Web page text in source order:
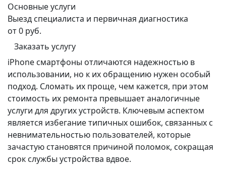
Основные услуги
Выезд специалиста и первичная диагностика
от 0 руб.
Заказать услугу
iPhone смартфоны отличаются надежностью в
использовании, но к их обращению нужен особый
подход. Сломать их проще, чем кажется, при этом
стоимость их ремонта превышает аналогичные
услуги для других устройств. Ключевым аспектом
является избегание типичных ошибок, связанных с
невнимательностью пользователей, которые
зачастую становятся причиной поломок, сокращая
срок службы устройства вдвое.